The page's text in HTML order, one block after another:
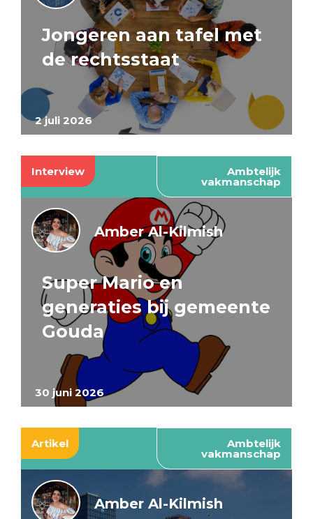
2 juli 2026
Jongeren aan tafel met
de rechtsstaat
Interview Ambtelijk
vakmanschap
30 juni 2026
Amber Al-Kilmish
Super Mario en
generaties bij gemeente
Gouda
Artikel Ambtelijk
vakmanschap
Amber Al-Kilmish